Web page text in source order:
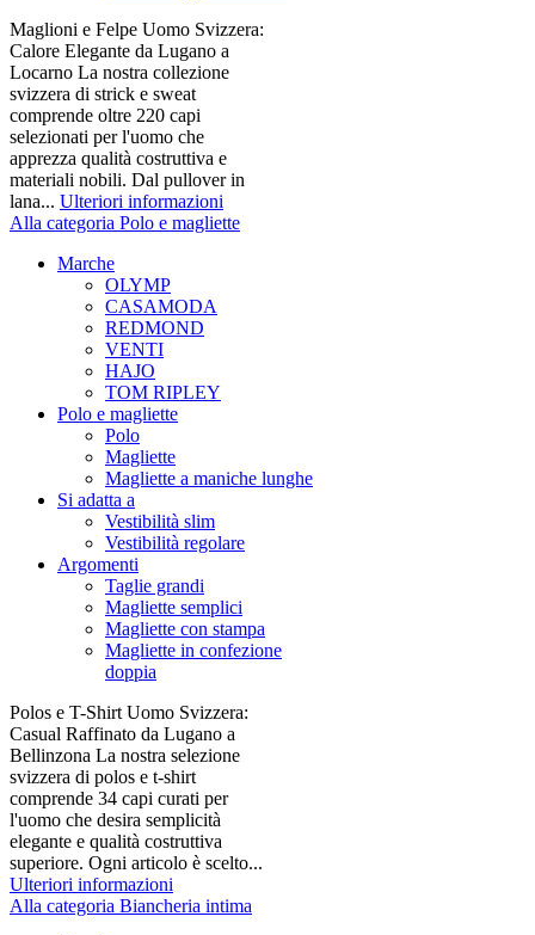
Maglioni e Felpe Uomo Svizzera:
Calore Elegante da Lugano a
Locarno La nostra collezione
svizzera di strick e sweat
comprende oltre 220 capi
selezionati per l'uomo che
apprezza qualità costruttiva e
materiali nobili. Dal pullover in
lana... Ulteriori informazioni
Alla categoria Polo e magliette
Marche
OLYMP
CASAMODA
REDMOND
VENTI
HAJO
TOM RIPLEY
Polo e magliette
Polo
Magliette
Magliette a maniche lunghe
Si adatta a
Vestibilità slim
Vestibilità regolare
Argomenti
Taglie grandi
Magliette semplici
Magliette con stampa
Magliette in confezione
doppia
Polos e T-Shirt Uomo Svizzera:
Casual Raffinato da Lugano a
Bellinzona La nostra selezione
svizzera di polos e t-shirt
comprende 34 capi curati per
l'uomo che desira semplicità
elegante e qualità costruttiva
superiore. Ogni articolo è scelto...
Ulteriori informazioni
Alla categoria Biancheria intima